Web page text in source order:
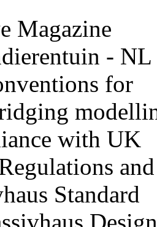
Magazine
- NL
for
with UK
and
Standard